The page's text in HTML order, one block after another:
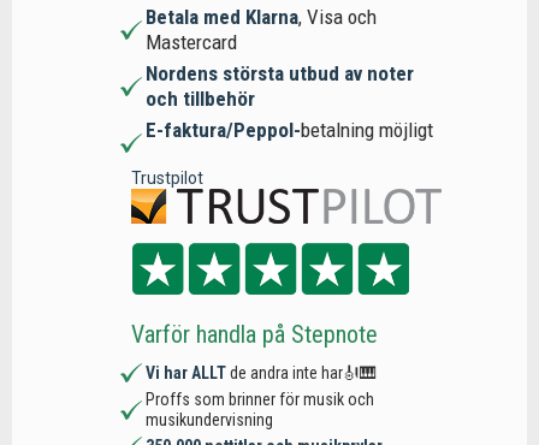
Betala med Klarna, Visa och
Mastercard
Nordens största utbud av noter
och tillbehör
E-faktura/Peppol-betalning möjligt
Trustpilot
Varför handla på Stepnote
Vi har ALLTde andra inte har🎻🎹
Proffs som brinner för musik och
musikundervisning